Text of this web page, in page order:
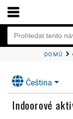
DOMŮ
Čeština
Indoorové